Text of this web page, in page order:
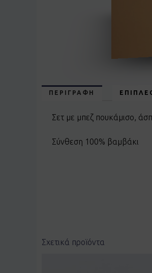
ΠΕΡΙΓΡΑΦΉ
Σετ με μπεζ πουκάμισο,
Σύνθεση 100% βαμβάκι
Σχετικά προϊόντα